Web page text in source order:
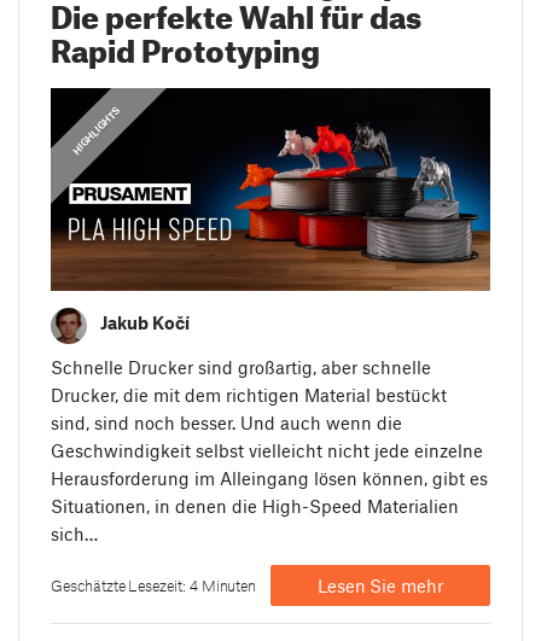
Die perfekte Wahl für das
Rapid Prototyping
HIGHLIGHTS
HIGHLIGHTS
Jakub Kočí
Schnelle Drucker sind großartig, aber schnelle
Drucker, die mit dem richtigen Material bestückt
sind, sind noch besser. Und auch wenn die
Geschwindigkeit selbst vielleicht nicht jede einzelne
Herausforderung im Alleingang lösen können, gibt es
Situationen, in denen die High-Speed Materialien
sich…
Geschätzte Lesezeit: 4 Minuten Lesen Sie mehr